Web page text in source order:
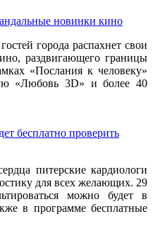
новинки кино
города распахнет свои
раздвигающего границы
«Послания к человеку»
«Любовь 3D» и более 40
бесплатно проверить
питерские кардиологи
для всех желающих. 29
можно будет в
в программе бесплатные